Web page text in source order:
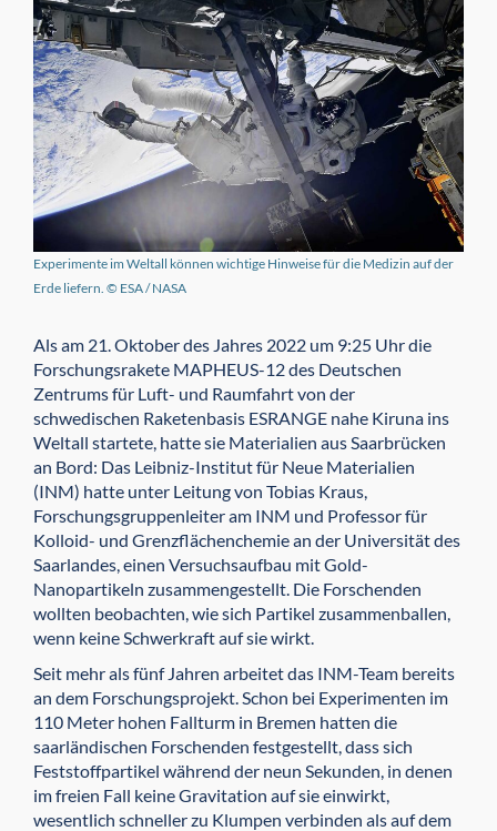
Experimente im Weltall können wichtige Hinweise für die Medizin auf der
Erde liefern. © ESA / NASA
Als am 21. Oktober des Jahres 2022 um 9:25 Uhr die
Forschungsrakete MAPHEUS-12 des Deutschen
Zentrums für Luft- und Raumfahrt von der
schwedischen Raketenbasis ESRANGE nahe Kiruna ins
Weltall startete, hatte sie Materialien aus Saarbrücken
an Bord: Das Leibniz-Institut für Neue Materialien
(INM) hatte unter Leitung von Tobias Kraus,
Forschungsgruppenleiter am INM und Professor für
Kolloid- und Grenzflächenchemie an der Universität des
Saarlandes, einen Versuchsaufbau mit Gold-
Nanopartikeln zusammengestellt. Die Forschenden
wollten beobachten, wie sich Partikel zusammenballen,
wenn keine Schwerkraft auf sie wirkt.
Seit mehr als fünf Jahren arbeitet das INM-Team bereits
an dem Forschungsprojekt. Schon bei Experimenten im
110 Meter hohen Fallturm in Bremen hatten die
saarländischen Forschenden festgestellt, dass sich
Feststoffpartikel während der neun Sekunden, in denen
im freien Fall keine Gravitation auf sie einwirkt,
wesentlich schneller zu Klumpen verbinden als auf dem